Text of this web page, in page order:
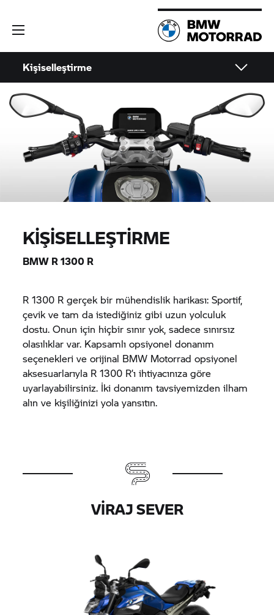
Kişiselleştirme
KIŞISELLEŞTIRME
BMW R 1300 R
R 1300 R gerçek bir mühendislik harikası: Sportif,
çevik ve tam da istediğiniz gibi uzun yolculuk
dostu. Onun için hiçbir sınır yok, sadece sınırsız
olasılıklar var. Kapsamlı opsiyonel donanım
seçenekleri ve orijinal BMW Motorrad opsiyonel
aksesuarlarıyla R 1300 R’ı ihtiyacınıza göre
uyarlayabilirsiniz. İki donanım tavsiyemizden ilham
alın ve kişiliğinizi yola yansıtın.
VIRAJ SEVER